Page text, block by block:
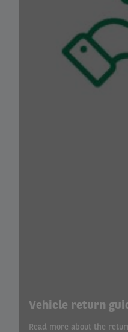
Vehicle return
Read more about the